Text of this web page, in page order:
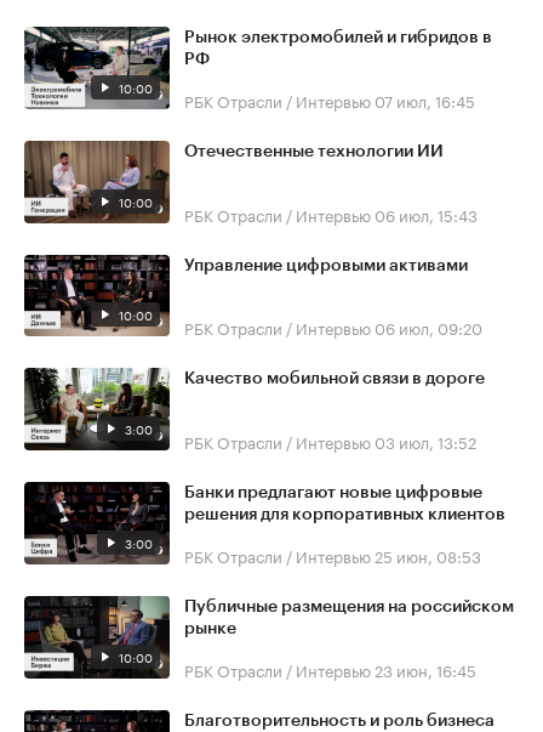
10:00
Рынок электромобилей и гибридов в
РФ
РБК Отрасли / Интервью 07 июл, 16:45
10:00
Отечественные технологии ИИ
РБК Отрасли / Интервью 06 июл, 15:43
10:00
Управление цифровыми активами
РБК Отрасли / Интервью 06 июл, 09:20
3:00
Качество мобильной связи в дороге
РБК Отрасли / Интервью 03 июл, 13:52
3:00
Банки предлагают новые цифровые
решения для корпоративных клиентов
РБК Отрасли / Интервью 25 июн, 08:53
10:00
Публичные размещения на российском
рынке
РБК Отрасли / Интервью 23 июн, 16:45
Благотворительность и роль бизнеса